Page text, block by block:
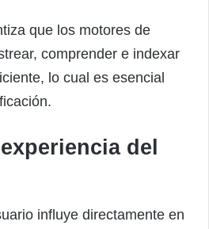
que los motores de
comprender e indexar
lo cual es esencial
del
influye directamente en